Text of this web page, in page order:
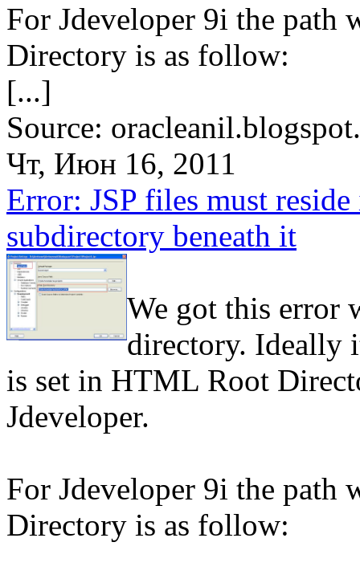
For Jdeveloper 9i the path
Directory is as follow:
[...]
Source:
Чт, Июн 16, 2011
Error: JSP files must
subdirectory beneath it
We got this error
directory. Ideally
is set in HTML Root
Jdeveloper.
For Jdeveloper 9i the path
Directory is as follow: